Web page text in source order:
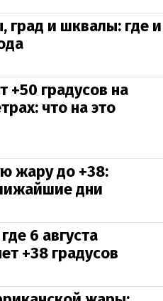
град и шквалы: где и
градусов на
что на это
жару до +38:
дни
6 августа
+38 градусов